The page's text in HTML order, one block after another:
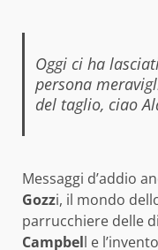
Oggi ci ha
persona
del taglio, ciao
Messaggi d’addio
Gozzi, il mondo
parrucchiere delle
Campbell e